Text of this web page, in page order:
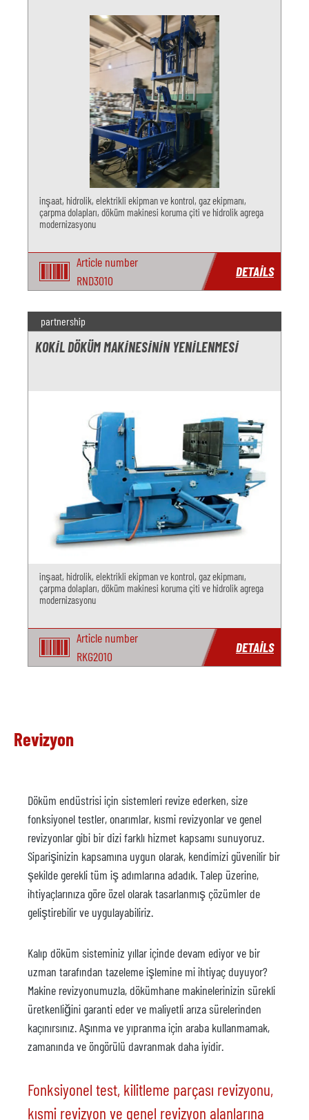
inşaat, hidrolik, elektrikli ekipman ve kontrol, gaz ekipmanı,
çarpma dolapları, döküm makinesi koruma çiti ve hidrolik agrega
modernizasyonu
Article number
RND3010
DETAILS
partnership
KOKIL DÖKÜM MAKINESININ YENILENMESI
inşaat, hidrolik, elektrikli ekipman ve kontrol, gaz ekipmanı,
çarpma dolapları, döküm makinesi koruma çiti ve hidrolik agrega
modernizasyonu
Article number
RKG2010
DETAILS
Revizyon
Döküm endüstrisi için sistemleri revize ederken, size
fonksiyonel testler, onarımlar, kısmi revizyonlar ve genel
revizyonlar gibi bir dizi farklı hizmet kapsamı sunuyoruz.
Siparişinizin kapsamına uygun olarak, kendimizi güvenilir bir
şekilde gerekli tüm iş adımlarına adadık. Talep üzerine,
ihtiyaçlarınıza göre özel olarak tasarlanmış çözümler de
geliştirebilir ve uygulayabiliriz.
Kalıp döküm sisteminiz yıllar içinde devam ediyor ve bir
uzman tarafından tazeleme işlemine mi ihtiyaç duyuyor?
Makine revizyonumuzla, dökümhane makinelerinizin sürekli
üretkenliğini garanti eder ve maliyetli arıza sürelerinden
kaçınırsınız. Aşınma ve yıpranma için araba kullanmamak,
zamanında ve öngörülü davranmak daha iyidir.
Fonksiyonel test, kilitleme parçası revizyonu,
kısmi revizyon ve genel revizyon alanlarına